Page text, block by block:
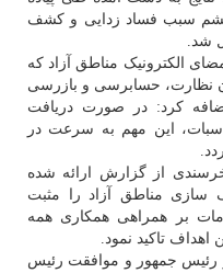
قشم سبب فساد زدایی و کشف
شد.
الکترونیک مناطق آزاد که
نظارت، حسابرسی و بازرسی
کرد: در صورت دریافت
این مهم به سرعت در
از گزارش ارائه شده
مناطق آزاد را مثبت
بر همراهی همکاری همه
اهداف تاکید نمود.
رئیس جمهور و موافقت رئیس